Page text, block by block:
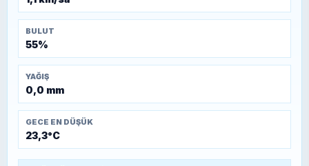
BULUT
55%
YAĞIŞ
0,0 mm
GECE EN DÜŞÜK
23,3°C